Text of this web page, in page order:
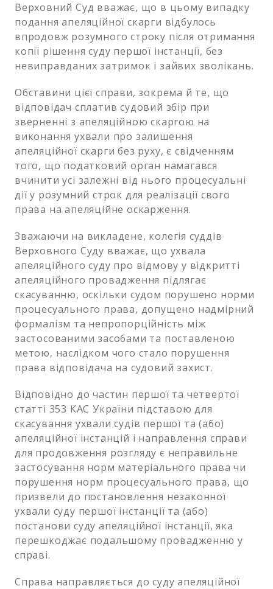
Верховний Суд вважає, що в цьому випадку
подання апеляційної скарги відбулось
впродовж розумного строку після отримання
копії рішення суду першої інстанції, без
невиправданих затримок і зайвих зволікань.
Обставини цієї справи, зокрема й те, що
відповідач сплатив судовий збір при
зверненні з апеляційною скаргою на
виконання ухвали про залишення
апеляційної скарги без руху, є свідченням
того, що податковий орган намагався
вчинити усі залежні від нього процесуальні
дії у розумний строк для реалізації свого
права на апеляційне оскарження.
Зважаючи на викладене, колегія суддів
Верховного Суду вважає, що ухвала
апеляційного суду про відмову у відкритті
апеляційного провадження підлягає
скасуванню, оскільки судом порушено норми
процесуального права, допущено надмірний
формалізм та непропорційність між
застосованими засобами та поставленою
метою, наслідком чого стало порушення
права відповідача на судовий захист.
Відповідно до частин першої та четвертої
статті 353 КАС України підставою для
скасування ухвали судів першої та (або)
апеляційної інстанцій і направлення справи
для продовження розгляду є неправильне
застосування норм матеріального права чи
порушення норм процесуального права, що
призвели до постановлення незаконної
ухвали суду першої інстанції та (або)
постанови суду апеляційної інстанції, яка
перешкоджає подальшому провадженню у
справі.
Справа направляється до суду апеляційної